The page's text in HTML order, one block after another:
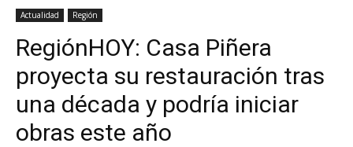
Actualidad Región
RegiónHOY: Casa Piñera
proyecta su restauración tras
una década y podría iniciar
obras este año